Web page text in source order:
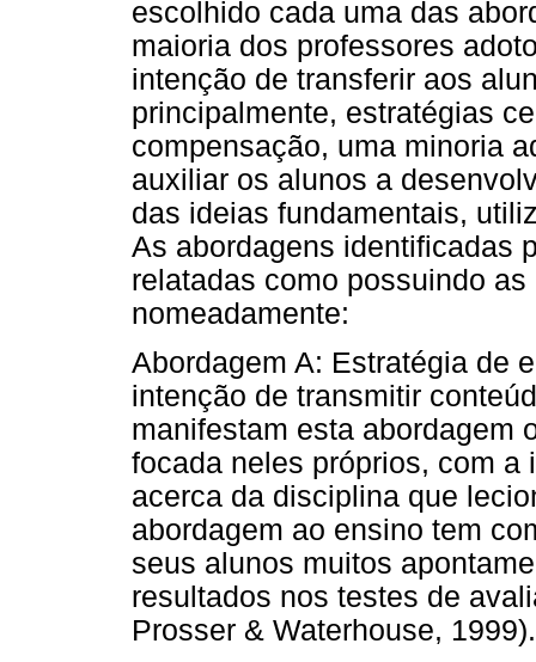
escolhido cada uma das
maioria dos professores
intenção de transferir aos
principalmente, estratégias
compensação, uma minoria
auxiliar os alunos a
das ideias fundamentais,
As abordagens identificadas
relatadas como possuindo
nomeadamente:
Abordagem A: Estratégia de
intenção de transmitir
manifestam esta abordagem
focada neles próprios, com a
acerca da disciplina que
abordagem ao ensino tem
seus alunos muitos
resultados nos testes de
Prosser & Waterhouse, 1999).